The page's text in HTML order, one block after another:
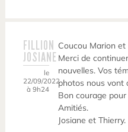
FILLION
JOSIANE
le
22/09/2022
à 9h24
Coucou Marion et
Merci de
nouvelles. Vos
photos nous
Bon courage
Amitiés.
Josiane et Thierry.